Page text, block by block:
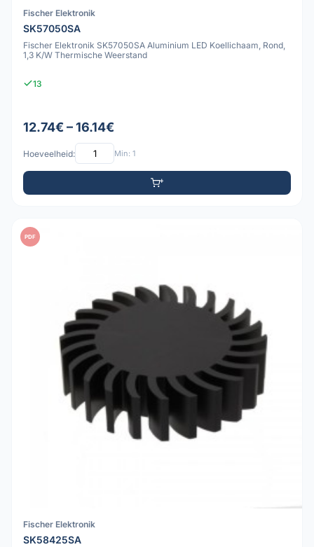
Fischer Elektronik
SK57050SA
Fischer Elektronik SK57050SA Aluminium LED Koellichaam, Rond,
1,3 K/W Thermische Weerstand
13
12.74€ – 16.14€
Hoeveelheid: Min: 1
PDF
Fischer Elektronik
SK58425SA